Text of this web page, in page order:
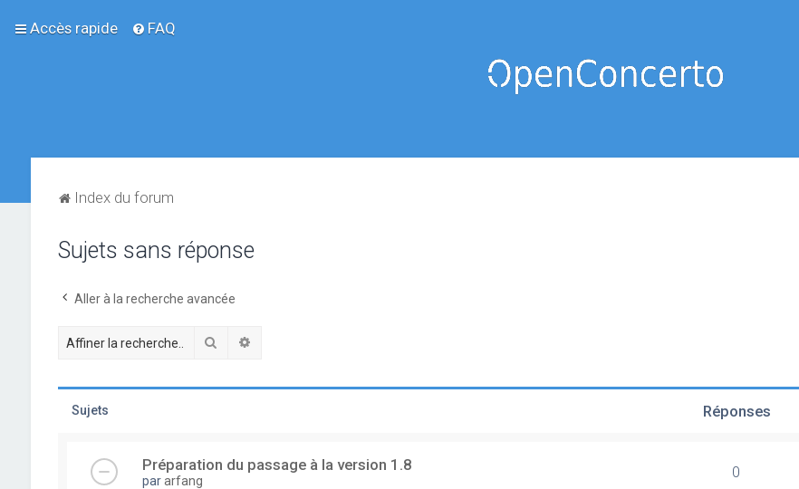
Accès rapide FAQ
Index du forum
Sujets sans réponse
Aller à la recherche avancée
Rechercher
Sujets Réponses
Préparation du passage à la version 1.8
pararfang 0